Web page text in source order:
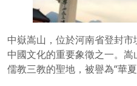
中嶽嵩山，位於河南省登封
中國文化的重要象徵之一。嵩
儒教三教的聖地，被譽為“華夏